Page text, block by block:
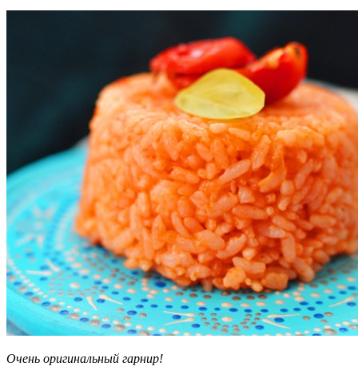
Очень оригинальный гарнир!